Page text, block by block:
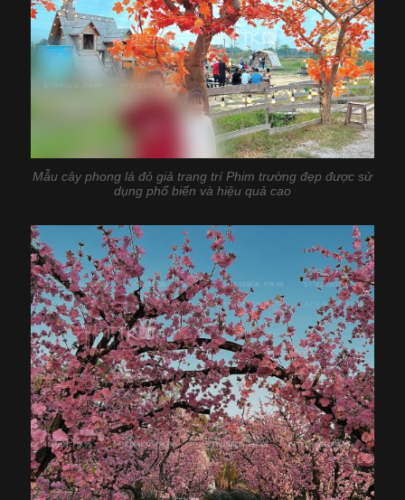
Mẫu cây phong lá đỏ giả trang trí Phim trường đẹp được sử
dụng phổ biến và hiệu quả cao